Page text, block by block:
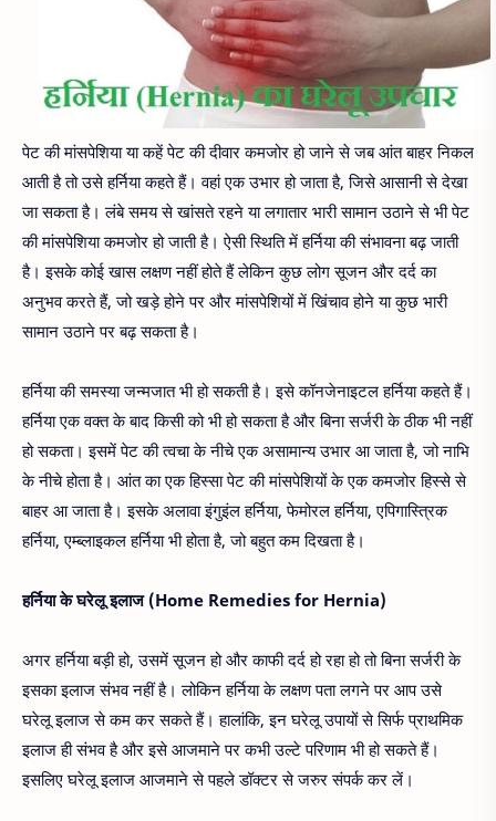
पेट की मांसपेशिया या कहें पेट की दीवार कमजोर हो जाने से जब आंत बाहर निकल
आती है तो उसे हर्निया कहते हैं। वहां एक उभार हो जाता है, जिसे आसानी से देखा
जा सकता है। लंबे समय से खांसते रहने या लगातार भारी सामान उठाने से भी पेट
की मांसपेशिया कमजोर हो जाती है। ऐसी स्थिति में हर्निया की संभावना बढ़ जाती
है। इसके कोई खास लक्षण नहीं होते हैं लेकिन कुछ लोग सूजन और दर्द का
अनुभव करते हैं, जो खड़े होने पर और मांसपेशियों में खिंचाव होने या कुछ भारी
सामान उठाने पर बढ़ सकता है।
हर्निया की समस्या जन्मजात भी हो सकती है। इसे कॉनजेनाइटल हर्निया कहते हैं।
हर्निया एक वक्त के बाद किसी को भी हो सकता है और बिना सर्जरी के ठीक भी नहीं
हो सकता। इसमें पेट की त्वचा के नीचे एक असामान्य उभार आ जाता है, जो नाभि
के नीचे होता है। आंत का एक हिस्सा पेट की मांसपेशियों के एक कमजोर हिस्से से
बाहर आ जाता है। इसके अलावा इंगुइंल हर्निया, फेमोरल हर्निया, एपिगास्त्रिक
हर्निया, एम्ब्लाइकल हर्निया भी होता है, जो बहुत कम दिखता है।
हर्निया के घरेलू इलाज (Home Remedies for Hernia)
अगर हर्निया बड़ी हो, उसमें सूजन हो और काफी दर्द हो रहा हो तो बिना सर्जरी के
इसका इलाज संभव नहीं है। लोकिन हर्निया के लक्षण पता लगने पर आप उसे
घरेलू इलाज से कम कर सकते हैं। हालांकि, इन घरेलू उपायों से सिर्फ प्राथमिक
इलाज ही संभव है और इसे आजमाने पर कभी उल्टे परिणाम भी हो सकते हैं।
इसलिए घरेलू इलाज आजमाने से पहले डॉक्टर से जरुर संपर्क कर लें।